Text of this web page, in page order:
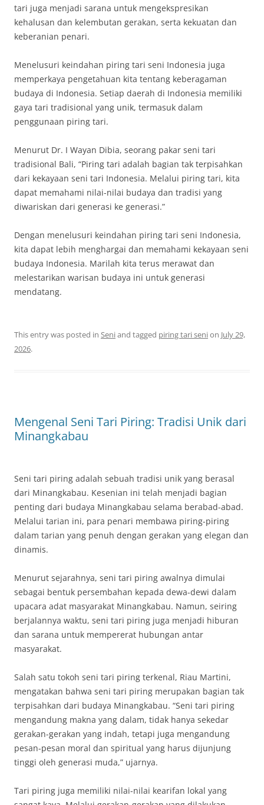
tari juga menjadi sarana untuk mengekspresikan
kehalusan dan kelembutan gerakan, serta kekuatan dan
keberanian penari.
Menelusuri keindahan piring tari seni Indonesia juga
memperkaya pengetahuan kita tentang keberagaman
budaya di Indonesia. Setiap daerah di Indonesia memiliki
gaya tari tradisional yang unik, termasuk dalam
penggunaan piring tari.
Menurut Dr. I Wayan Dibia, seorang pakar seni tari
tradisional Bali, “Piring tari adalah bagian tak terpisahkan
dari kekayaan seni tari Indonesia. Melalui piring tari, kita
dapat memahami nilai-nilai budaya dan tradisi yang
diwariskan dari generasi ke generasi.”
Dengan menelusuri keindahan piring tari seni Indonesia,
kita dapat lebih menghargai dan memahami kekayaan seni
budaya Indonesia. Marilah kita terus merawat dan
melestarikan warisan budaya ini untuk generasi
mendatang.
This entry was posted in Seniand tagged piring tari senion July 29,
2026.
Mengenal Seni Tari Piring: Tradisi Unik dari
Minangkabau
Seni tari piring adalah sebuah tradisi unik yang berasal
dari Minangkabau. Kesenian ini telah menjadi bagian
penting dari budaya Minangkabau selama berabad-abad.
Melalui tarian ini, para penari membawa piring-piring
dalam tarian yang penuh dengan gerakan yang elegan dan
dinamis.
Menurut sejarahnya, seni tari piring awalnya dimulai
sebagai bentuk persembahan kepada dewa-dewi dalam
upacara adat masyarakat Minangkabau. Namun, seiring
berjalannya waktu, seni tari piring juga menjadi hiburan
dan sarana untuk mempererat hubungan antar
masyarakat.
Salah satu tokoh seni tari piring terkenal, Riau Martini,
mengatakan bahwa seni tari piring merupakan bagian tak
terpisahkan dari budaya Minangkabau. “Seni tari piring
mengandung makna yang dalam, tidak hanya sekedar
gerakan-gerakan yang indah, tetapi juga mengandung
pesan-pesan moral dan spiritual yang harus dijunjung
tinggi oleh generasi muda,” ujarnya.
Tari piring juga memiliki nilai-nilai kearifan lokal yang